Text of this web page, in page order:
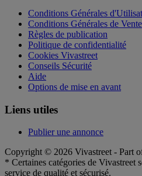
Conditions Générales
Conditions Générales de Vente
Règles de publication
Politique de confidentialité
Cookies Vivastreet
Conseils Sécurité
Aide
Options de mise en avant
Liens utiles
Publier une annonce
Copyright © 2026 Vivastreet - Part
* Certaines catégories de Vivastreet
service de qualité et sécurisé.